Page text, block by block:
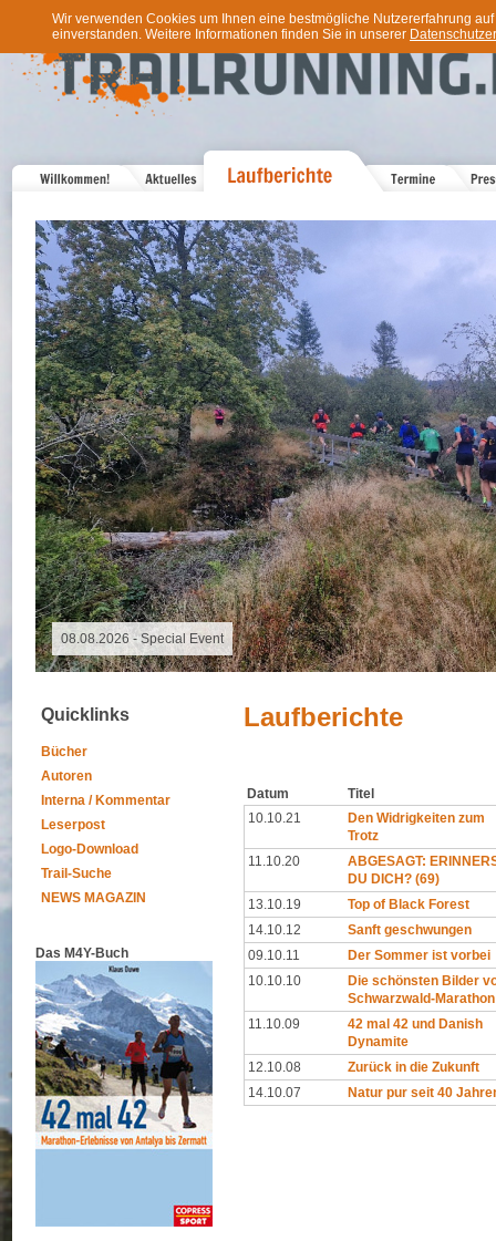
Wir verwenden Cookies um Ihnen eine bestmögliche Nutzererfahrung
einverstanden. Weitere Informationen finden Sie in unserer
08.08.2026 -
Quicklinks
Bücher
Autoren
Interna / Kommentar
Leserpost
Logo-Download
Trail-Suche
NEWS MAGAZIN
Das M4Y-Buch
Laufberichte
Datum
Titel
10.10.21
Den Widrigkeiten zum
Trotz
11.10.20
ABGESAGT:
DU DICH? (69)
13.10.19
Top of Black Forest
14.10.12
Sanft geschwungen
09.10.11
Der Sommer ist vorbei
10.10.10
Die schönsten Bilder
Schwarzwald-Marathon
11.10.09
42 mal 42 und Danish
Dynamite
12.10.08
Zurück in die Zukunft
14.10.07
Natur pur seit 40